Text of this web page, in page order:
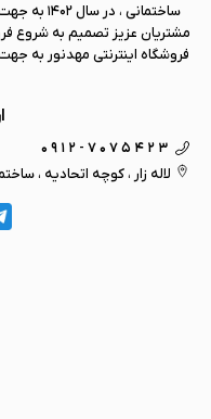
ساختمانی
مشتریان عزیز تصمیم به شروع
فروشگاه اینترنتی مهد نور به
0912-7075423
لاله زار ، کوچه اتحادیه ،